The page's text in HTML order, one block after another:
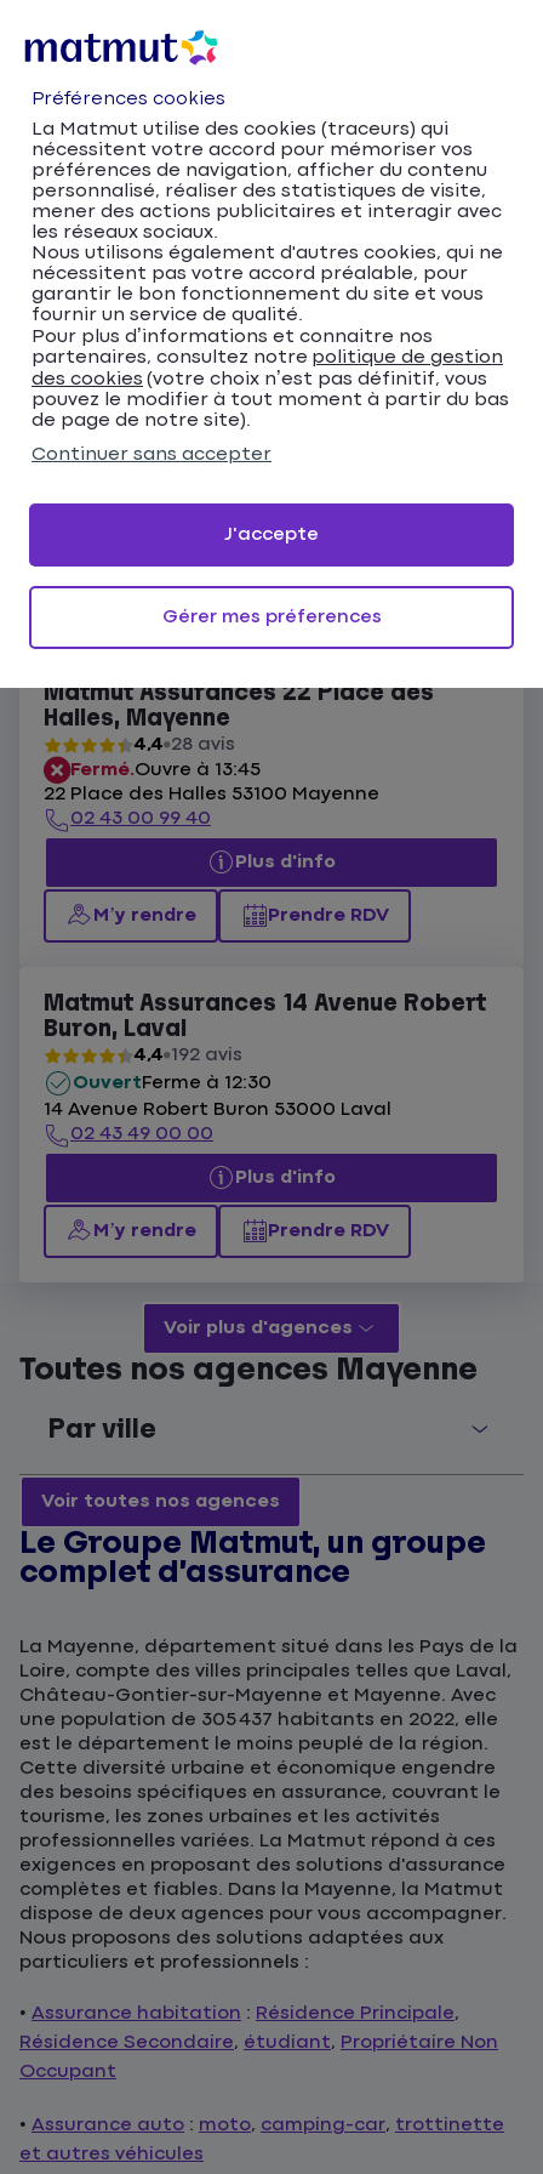
Accueil
Trouver votre agence Matmut
Pays de la Loire
Mayenne
Trouver votre agence
Matmut
Veuillez renseigner une adresse
Me localiser
Ouvert actuellement
Les agences Matmut Mayenne
Carte
Matmut Assurances 22 Place des
Halles, Mayenne
4,4 28 avis
Fermé.Ouvre à 13:45
22 Place des Halles 53100 Mayenne
02 43 00 99 40
Plus d'info
M’y rendre Prendre RDV
Matmut Assurances 14 Avenue Robert
Buron, Laval
4,4 192 avis
OuvertFerme à 12:30
14 Avenue Robert Buron 53000 Laval
02 43 49 00 00
Plus d'info
M’y rendre Prendre RDV
Voir plus d'agences
Toutes nos agences Mayenne
Par ville
Voir toutes nos agences
Le Groupe Matmut, un groupe
complet d’assurance
La Mayenne, département situé dans les Pays de la
Loire, compte des villes principales telles que Laval,
Château-Gontier-sur-Mayenne et Mayenne. Avec
une population de 305 437 habitants en 2022, elle
est le département le moins peuplé de la région.
Cette diversité urbaine et économique engendre
des besoins spécifiques en assurance, couvrant le
tourisme, les zones urbaines et les activités
professionnelles variées. La Matmut répond à ces
exigences en proposant des solutions d'assurance
complètes et fiables. Dans la Mayenne, la Matmut
dispose de deux agences pour vous accompagner.
Nous proposons des solutions adaptées aux
particuliers et professionnels :
• Assurance habitation : Résidence Principale,
Résidence Secondaire, étudiant, Propriétaire Non
Occupant
• Assurance auto : moto, camping-car, trottinette
et autres véhicules
Préférences cookies
La Matmut utilise des cookies (traceurs) qui
nécessitent votre accord pour mémoriser vos
préférences de navigation, afficher du contenu
personnalisé, réaliser des statistiques de visite,
mener des actions publicitaires et interagir avec
les réseaux sociaux.
Nous utilisons également d'autres cookies, qui ne
nécessitent pas votre accord préalable, pour
garantir le bon fonctionnement du site et vous
fournir un service de qualité.
Pour plus d’informations et connaitre nos
partenaires, consultez notre politique de gestion
des cookies (votre choix n’est pas définitif, vous
pouvez le modifier à tout moment à partir du bas
de page de notre site).
Continuer sans accepter
Gérer mes préferences
J'accepte